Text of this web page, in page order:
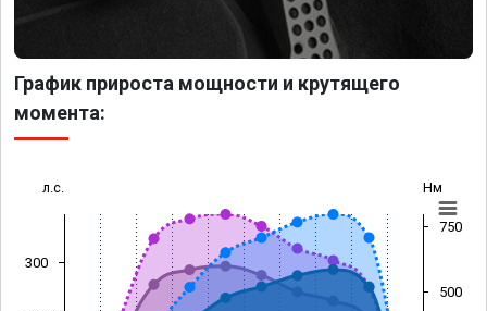
График прироста мощности и крутящего
момента:
л.с. Нм
300
500
750